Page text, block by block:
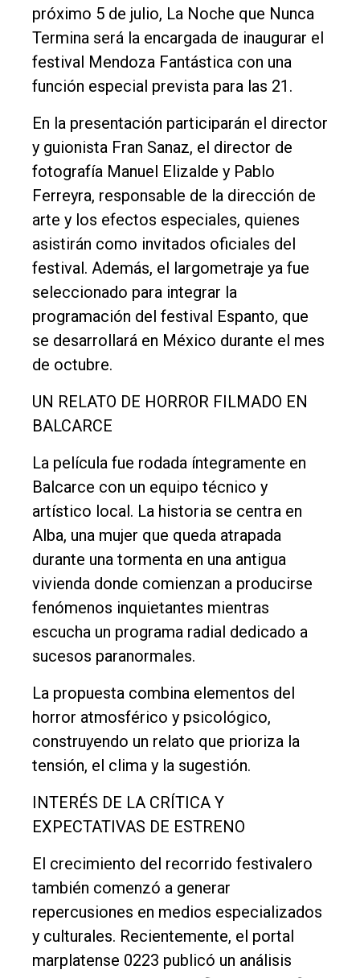
próximo 5 de julio, La Noche que Nunca
Termina será la encargada de inaugurar el
festival Mendoza Fantástica con una
función especial prevista para las 21.
En la presentación participarán el director
y guionista Fran Sanaz, el director de
fotografía Manuel Elizalde y Pablo
Ferreyra, responsable de la dirección de
arte y los efectos especiales, quienes
asistirán como invitados oficiales del
festival. Además, el largometraje ya fue
seleccionado para integrar la
programación del festival Espanto, que
se desarrollará en México durante el mes
de octubre.
UN RELATO DE HORROR FILMADO EN
BALCARCE
La película fue rodada íntegramente en
Balcarce con un equipo técnico y
artístico local. La historia se centra en
Alba, una mujer que queda atrapada
durante una tormenta en una antigua
vivienda donde comienzan a producirse
fenómenos inquietantes mientras
escucha un programa radial dedicado a
sucesos paranormales.
La propuesta combina elementos del
horror atmosférico y psicológico,
construyendo un relato que prioriza la
tensión, el clima y la sugestión.
INTERÉS DE LA CRÍTICA Y
EXPECTATIVAS DE ESTRENO
El crecimiento del recorrido festivalero
también comenzó a generar
repercusiones en medios especializados
y culturales. Recientemente, el portal
marplatense 0223 publicó un análisis